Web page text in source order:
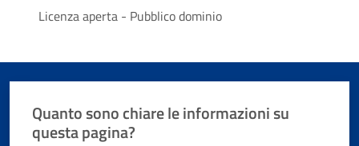
Licenza aperta - Pubblico dominio
Quanto sono chiare le informazioni su
questa pagina?